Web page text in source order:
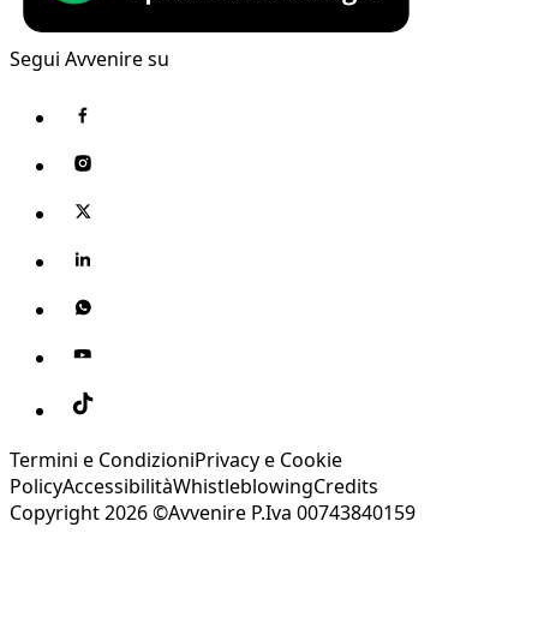
Segui Avvenire su
Termini e CondizioniPrivacy e Cookie
PolicyAccessibilitàWhistleblowingCredits
Copyright 2026 ©Avvenire P.Iva 00743840159